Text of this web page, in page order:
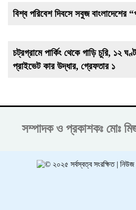
বিশ্ব পরিবেশ দিবসে সবুজ বাংলাদেশের
চট্রগ্রামে পার্কিং থেকে গাড়ি চুরি, ১২
প্রাইভেট কার উদ্ধার, গ্রেফতার ১
সম্পাদক ও প্রকাশকঃ মোঃ